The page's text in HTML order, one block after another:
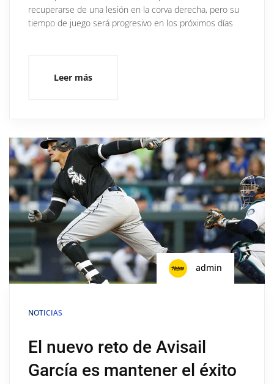
recuperarse de una lesión en la corva derecha, pero su
tiempo de juego será progresivo en los próximos días
Leer más
admin
NOTICIAS
El nuevo reto de Avisail
García es mantener el éxito